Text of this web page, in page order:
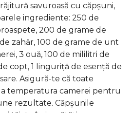
savuroasă cu căpșuni,
ingrediente: 250 de
200 de grame de
zahăr, 100 de grame de unt
3 ouă, 100 de mililitri de
copt, 1 linguriță de esență de
Asigură-te că toate
temperatura camerei pentru
rezultate. Căpșunile